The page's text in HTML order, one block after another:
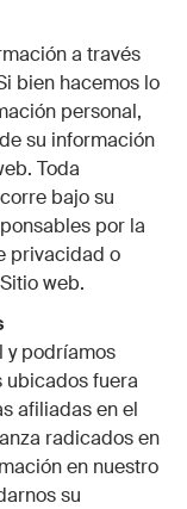
a través
bien hacemos lo
personal,
su información
Toda
bajo su
por la
privacidad o
web.
y podríamos
ubicados fuera
afiliadas en el
radicados en
en nuestro
su